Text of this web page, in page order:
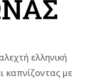
ελληνική
καπνίζοντας με